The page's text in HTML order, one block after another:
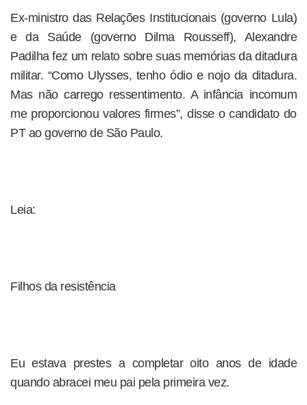
Ex-ministro das Relações Institucionais (governo Lula)
e da Saúde (governo Dilma Rousseff), Alexandre
Padilha fez um relato sobre suas memórias da ditadura
militar. “Como Ulysses, tenho ódio e nojo da ditadura.
Mas não carrego ressentimento. A infância incomum
me proporcionou valores firmes”, disse o candidato do
PT ao governo de São Paulo.
Leia:
Filhos da resistência
Eu estava prestes a completar oito anos de idade
quando abracei meu pai pela primeira vez.